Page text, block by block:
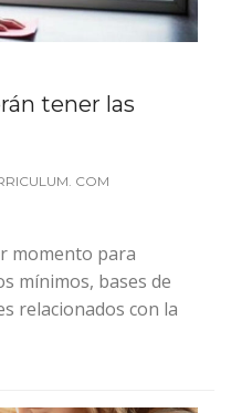
tener las
COM
momento para
mínimos, bases de
relacionados con la